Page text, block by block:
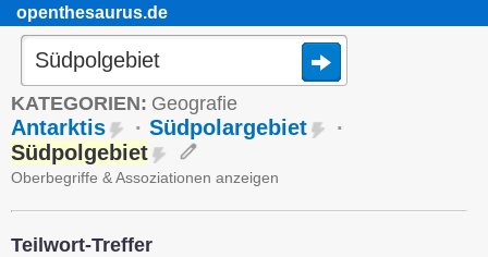
openthesaurus.de
KATEGORIEN: Geografie
Antarktis · Südpolargebiet
·
Südpolgebiet
Oberbegriffe & Assoziationen anzeigen
Teilwort-Treffer